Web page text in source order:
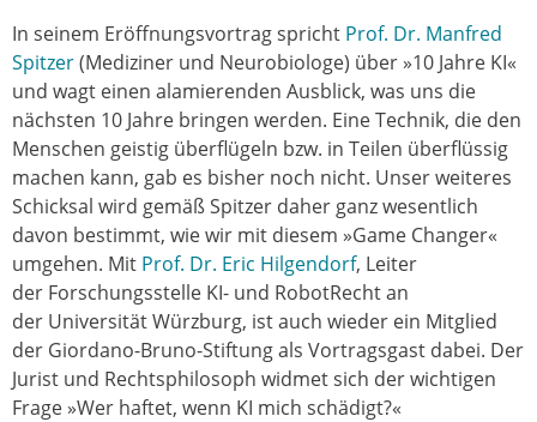
In seinem Eröffnungsvortrag spricht Prof. Dr. Manfred
Spitzer(Mediziner und Neurobiologe) über »10 Jahre KI«
und wagt einen alamierenden Ausblick, was uns die
nächsten 10 Jahre bringen werden. Eine Technik, die den
Menschen geistig überflügeln bzw. in Teilen überflüssig
machen kann, gab es bisher noch nicht. Unser weiteres
Schicksal wird gemäß Spitzer daher ganz wesentlich
davon bestimmt, wie wir mit diesem »Game Changer«
umgehen. Mit Prof. Dr. Eric Hilgendorf, Leiter
der Forschungsstelle KI- und RobotRecht an
der Universität Würzburg, ist auch wieder ein Mitglied
der Giordano-Bruno-Stiftung als Vortragsgast dabei. Der
Jurist und Rechtsphilosoph widmet sich der wichtigen
Frage »Wer haftet, wenn KI mich schädigt?«